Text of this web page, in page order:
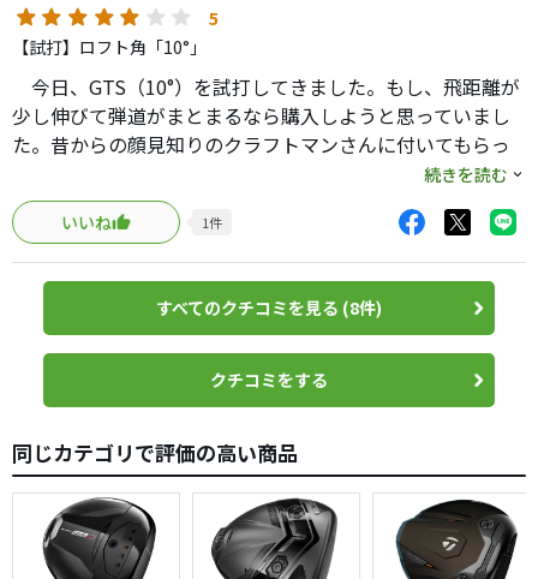
打感の硬さという点では、今年話題作になったMizuno JPX
ONE Selectの打感は更に硬く感じました。Mizuno、
Titleistには顔だけではなく、「打感」を期待して買ってま
すので、その打感が硬いのでは少し？どうなのかな？と思
います。Mizuno JPX ONE Selectの打感は同じ硬い部類で
も、Pro V1のAVXを打った時の打感と言ったらお分かりいた
だけるでしょうか、トーンと沈むような硬さを感じまし
た。GTS2はもう少し違うのですが、一瞬どこに飛んでいっ
たか分からないような、それでも球は真っ直ぐに飛んでい
っているので結果は悪くない、みたいな気持ち悪さ（フィ
ーリングのフィードバックとレスポンスが分離してしまう
ような）もあります。これは球離れ、初速がそれだけ速い
とも言えます、慣れの問題もあると思います。もうしばら
く使ってみて再度レビューしてみたいと思います。
(*)ゴルフを少し真面目にやり始めた頃に975D、そして
905Tを愛用していました。その後しばらくタイト以外を使
っていましたが、TSi3から戻って、TSR4、GT2という変遷
です。
初速は流石Titleistって感じです。
打感もめちゃくちゃ良いです。
スピンは結構入ってくれるので、元々スピンの多い方は別
モデルを検討した方が良いと思います。
適度にスピンが入ってくれるおかげで安定します。
私は元々スピンがかなり減りやすいタイプなのでこういっ
たドライバーはチーピンを気にせず振っていけます。
1番すごいと感じた点は打点ミスに強いことです。先上やヒ
ール下などに当たっても何故か真っ直ぐ飛んでくれるので
OBが出にくいと思います。
で安定して270-280程度飛んでくれています。ミスしても
230-240程度でフェアウェイにおけました。
気になっていた点も解消され、買い換えてよかったと思っ
ています。
5
【試打】ロフト角「10°」
今日、GTS（10°）を試打してきました。もし、飛距離が
少し伸びて弾道がまとまるなら購入しようと思っていまし
た。昔からの顔見知りのクラフトマンさんに付いてもらっ
て試打しました。クラフトマンさんから「持ちこんだ
GT2（10°）よりも球がまとまると思いますよ。」と言われ
て、試打を開始しました。先ずはマイドライバーのGT210 °
＋NXバイオレット50Sでミスヒットを除いて5球、ヘッドを
替えてGTS210°（構えたらほぼ同じ形状でした）＋NXバイ
オレット50Sでミスヒットを除いて5球打ちました。クラフ
トマンさんが試打前に言った通り5球の纏まりはGT2に比し
てGTS2が良かったですが、飛距離はほぼ同等でした。結
局、今日は購入に至りませんでした。
続きを読む
いいね
1件
すべてのクチコミを見る (8件)
クチコミをする
同じカテゴリで評価の高い商品